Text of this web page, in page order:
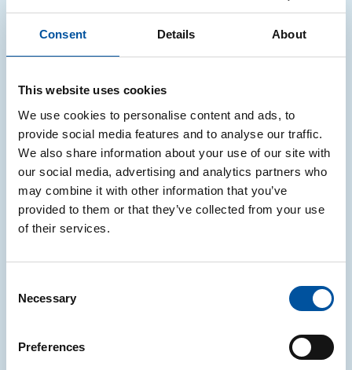
Consent Details About
This website uses cookies
We use cookies to personalise content and ads, to
provide social media features and to analyse our traffic.
We also share information about your use of our site with
our social media, advertising and analytics partners who
may combine it with other information that you’ve
provided to them or that they’ve collected from your use
of their services.
Selection
Necessary
Preferences
Consulta anche le Faq sull’etichettatura
ambientale degli imballaggi:Domande frequenti
CONSULTAZIONE PUBBLICA
ETICHETTATURA AMBIENTALE
IMBALLAGGI
WEBINAR
Notizie correlate
aggiornamenti note informative CONAI